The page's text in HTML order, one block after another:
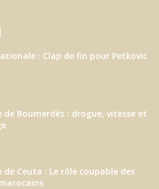
: Clap de fin pour Petkovic
de Boumerdès : drogue, vitesse et
de Ceuta : Le rôle coupable des